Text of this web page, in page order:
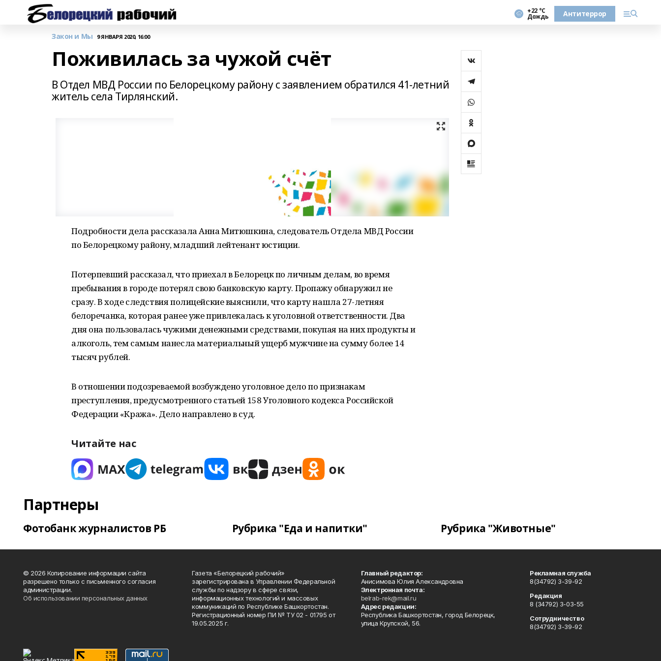
+22 °С
Дождь Антитеррор
Закон и Мы 9 ЯНВАРЯ 2020, 16:00
Поживилась за чужой счёт
В Отдел МВД России по Белорецкому району с заявлением обратился 41-летний
житель села Тирлянский.
Подробности дела рассказала Анна Митюшкина, следователь Отдела МВД России
по Белорецкому району, младший лейтенант юстиции.
Потерпевший рассказал, что приехал в Белорецк по личным делам, во время
пребывания в городе потерял свою банковскую карту. Пропажу обнаружил не
сразу. В ходе следствия полицейские выяснили, что карту нашла 27-летняя
белоречанка, которая ранее уже привлекалась к уголовной ответственности. Два
дня она пользовалась чужими денежными средствами, покупая на них продукты и
алкоголь, тем самым нанесла материальный ущерб мужчине на сумму более 14
тысяч рублей.
В отношении подозреваемой возбуждено уголовное дело по признакам
преступления, предусмотренного статьей 158 Уголовного кодекса Российской
Федерации «Кража». Дело направлено в суд.
Читайте нас
Партнеры
Фотобанк журналистов РБ Рубрика "Еда и напитки" Рубрика "Животные"
© 2026 Копирование информации сайта
разрешено только с письменного согласия
администрации.
Об использовании персональных данных
Газета «Белорецкий рабочий»
зарегистрирована в Управлении Федеральной
службы по надзору в сфере связи,
информационных технологий и массовых
коммуникаций по Республике Башкортостан.
Регистрационный номер ПИ № ТУ 02 - 01795 от
19.05.2025 г.
Главный редактор:
Анисимова Юлия Александровна
Электронная почта:
belrab-rek@mail.ru
Адрес редакции:
Республика Башкортостан, город Белорецк,
улица Крупской, 56.
Рекламная служба
8(34792) 3-39-92
Редакция
8 (34792) 3-03-55
Сотрудничество
8(34792) 3-39-92